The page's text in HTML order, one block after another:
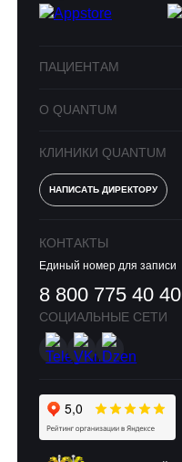
ПАЦИЕНТАМ
О QUANTUM
КЛИНИКИ QUANTUM
НАПИСАТЬ ДИРЕКТОРУ
КОНТАКТЫ
Единый номер для записи
8 800 775 40 40
СОЦИАЛЬНЫЕ СЕТИ